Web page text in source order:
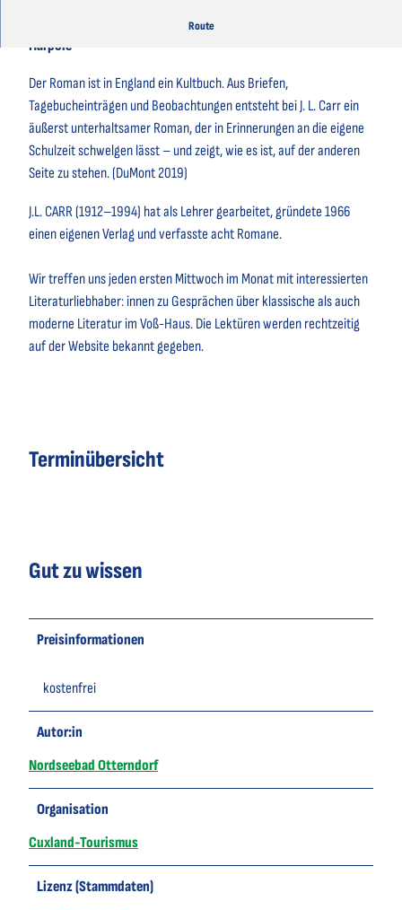
Route
Lesekreis | J. L. Carr: Die Lehren des Schuldirektors George
Harpole
Der Roman ist in England ein Kultbuch. Aus Briefen,
Tagebucheinträgen und Beobachtungen entsteht bei J. L. Carr ein
äußerst unterhaltsamer Roman, der in Erinnerungen an die eigene
Schulzeit schwelgen lässt – und zeigt, wie es ist, auf der anderen
Seite zu stehen. (DuMont 2019)
J.L. CARR (1912–1994) hat als Lehrer gearbeitet, gründete 1966
einen eigenen Verlag und verfasste acht Romane.
Wir treffen uns jeden ersten Mittwoch im Monat mit interessierten
Literaturliebhaber: innen zu Gesprächen über klassische als auch
moderne Literatur im Voß-Haus. Die Lektüren werden rechtzeitig
auf der Website bekannt gegeben.
Terminübersicht
Gut zu wissen
Preisinformationen
kostenfrei
Autor:in
Nordseebad Otterndorf
Organisation
Cuxland-Tourismus
Lizenz (Stammdaten)